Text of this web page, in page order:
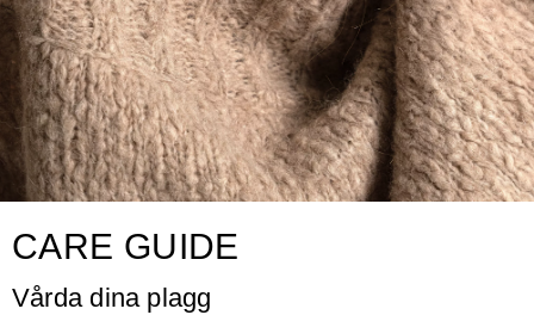
CARE GUIDE
Vårda dina plagg